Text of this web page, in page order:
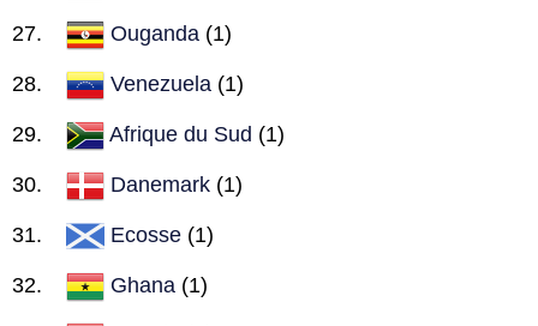
Ouganda (1)
Venezuela (1)
Afrique du Sud (1)
Danemark (1)
Ecosse (1)
Ghana (1)